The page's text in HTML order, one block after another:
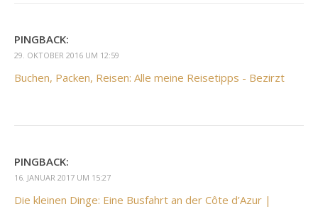
PINGBACK:
29. OKTOBER 2016 UM 12:59
Buchen, Packen, Reisen: Alle meine Reisetipps - Bezirzt
PINGBACK:
16. JANUAR 2017 UM 15:27
Die kleinen Dinge: Eine Busfahrt an der Côte d’Azur |